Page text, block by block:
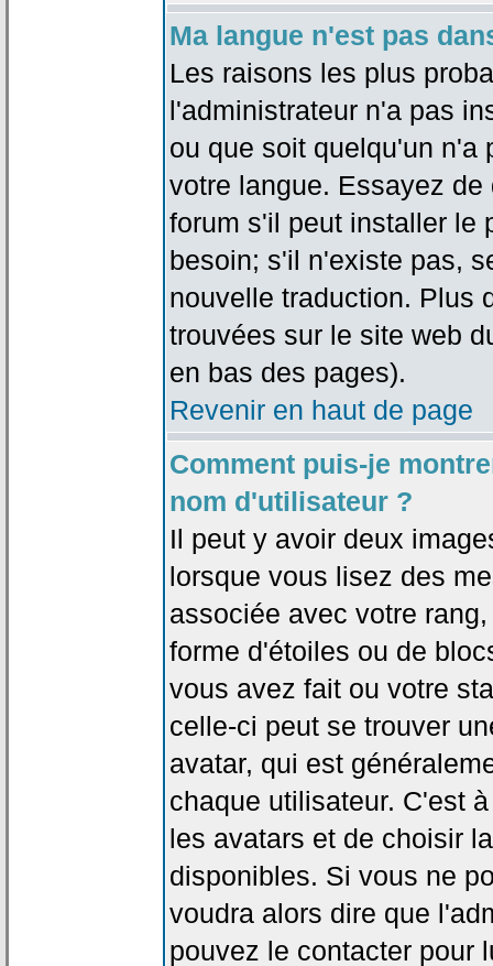
Ma langue n'est pas
Les raisons les plus
l'administrateur n'a pas
ou que soit quelqu'un n'a
votre langue. Essayez
forum s'il peut installer le
besoin; s'il n'existe pas,
nouvelle traduction. Plus
trouvées sur le site web
en bas des pages).
Revenir en haut de page
Comment puis-je
nom d'utilisateur ?
Il peut y avoir deux
lorsque vous lisez des
associée avec votre
forme d'étoiles ou de
vous avez fait ou votre
celle-ci peut se trouver
avatar, qui est
chaque utilisateur. C'est
les avatars et de choisir
disponibles. Si vous ne
voudra alors dire que
pouvez le contacter pour